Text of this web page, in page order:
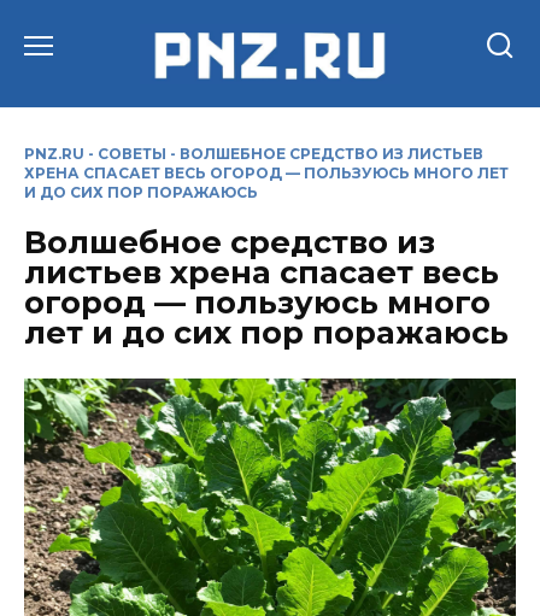
PNZ.RU - СОВЕТЫ - ВОЛШЕБНОЕ СРЕДСТВО ИЗ ЛИСТЬЕВ
ХРЕНА СПАСАЕТ ВЕСЬ ОГОРОД — ПОЛЬЗУЮСЬ МНОГО ЛЕТ
И ДО СИХ ПОР ПОРАЖАЮСЬ
Волшебное средство из
листьев хрена спасает весь
огород — пользуюсь много
лет и до сих пор поражаюсь